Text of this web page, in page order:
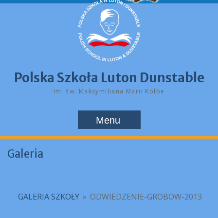
Polska Szkoła Luton Dunstable
im. św. Maksymiliana Marii Kolbe
Menu
Galeria
GALERIA SZKOŁY » ODWIEDZENIE-GROBOW-2013